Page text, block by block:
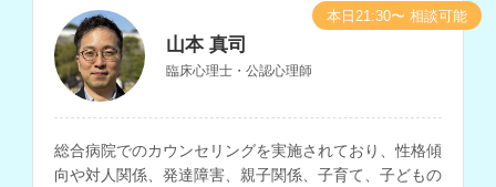
山本 真司
臨床心理士・公認心理師
総合病院でのカウンセリングを実施されており、性格傾
向や対人関係、発達障害、親子関係、子育て、子どもの
本日21:30〜 相談可能